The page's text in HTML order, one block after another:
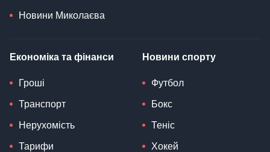
Новини Миколаєва
Економіка та фінанси
Гроші
Транспорт
Нерухомість
Тарифи
Новини спорту
Футбол
Бокс
Теніс
Хокей